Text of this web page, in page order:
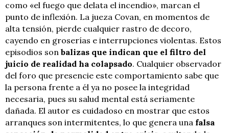
como «el fuego que delata el incendio», marcan el
punto de inflexión. La jueza Covan, en momentos de
alta tensión, pierde cualquier rastro de decoro,
cayendo en groserías e interrupciones violentas. Estos
episodios son balizas que indican que el filtro del
juicio de realidad ha colapsado. Cualquier observador
del foro que presencie este comportamiento sabe que
la persona frente a él ya no posee la integridad
necesaria, pues su salud mental está seriamente
dañada. El autor es cuidadoso en mostrar que estos
arranques son intermitentes, lo que genera una falsa